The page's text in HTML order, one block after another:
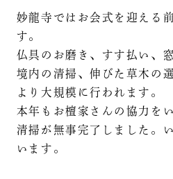
妙龍寺ではお会式を迎える
す。
仏具のお磨き、すす払い、
境内の清掃、伸びた草木の
より大規模に行われます。
本年もお檀家さんの協力を
清掃が無事完了しました。
います。